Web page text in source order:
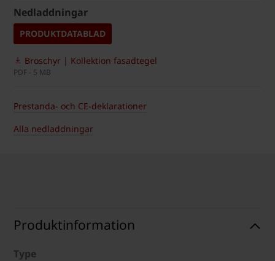
Nedladdningar
PRODUKTDATABLAD
Broschyr | Kollektion fasadtegel
PDF - 5 MB
Prestanda- och CE-deklarationer
Alla nedladdningar
Produktinformation
Type